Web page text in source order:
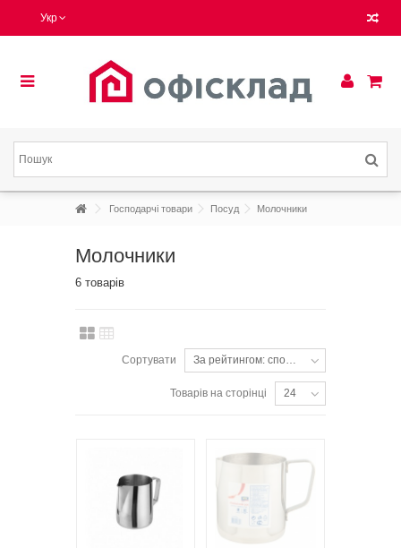
Укр
Господарчі товари Посуд Молочники
Молочники
6 товарів
Сортувати За рейтингом: спочатку популярні
Товарів на сторінці 24